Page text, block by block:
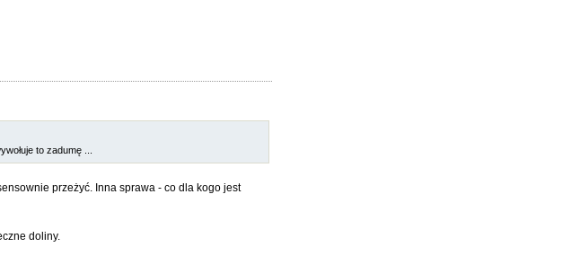
to zadumę ...
przeżyć. Inna sprawa - co dla kogo jest
doliny.